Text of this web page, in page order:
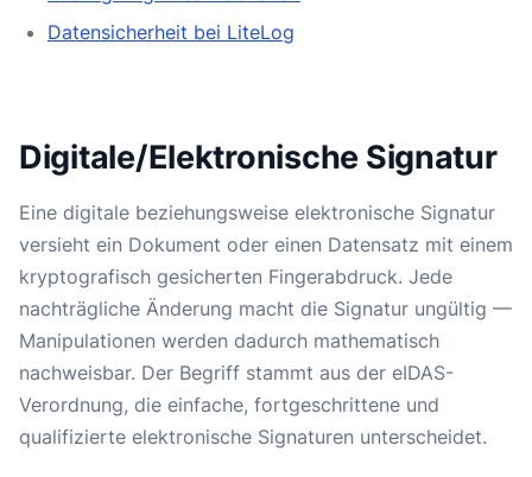
Datensicherheit bei LiteLog
Digitale/Elektronische Signatur
Eine digitale beziehungsweise elektronische Signatur
versieht ein Dokument oder einen Datensatz mit einem
kryptografisch gesicherten Fingerabdruck. Jede
nachträgliche Änderung macht die Signatur ungültig —
Manipulationen werden dadurch mathematisch
nachweisbar. Der Begriff stammt aus der eIDAS-
Verordnung, die einfache, fortgeschrittene und
qualifizierte elektronische Signaturen unterscheidet.